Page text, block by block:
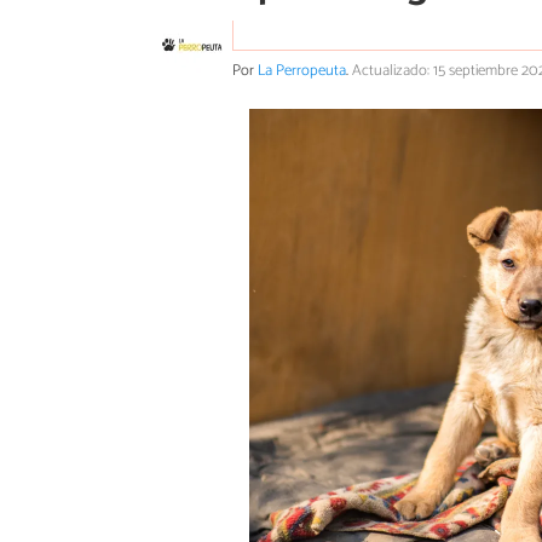
PorLa Perropeuta.Actualizado: 15 septiembre